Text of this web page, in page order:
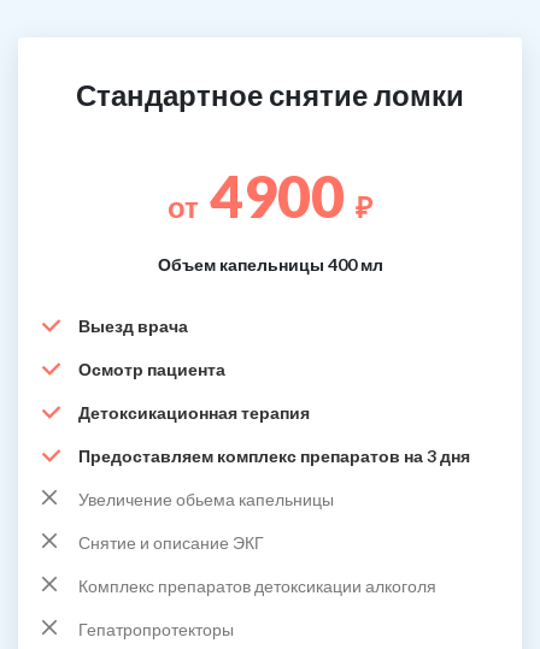
Стандартное снятие ломки
от 4900 ₽
Объем капельницы 400 мл
Выезд врача
Осмотр пациента
Детоксикационная терапия
Предоставляем комплекс препаратов на 3 дня
Увеличение обьема капельницы
Снятие и описание ЭКГ
Комплекс препаратов детоксикации алкоголя
Гепатропротекторы